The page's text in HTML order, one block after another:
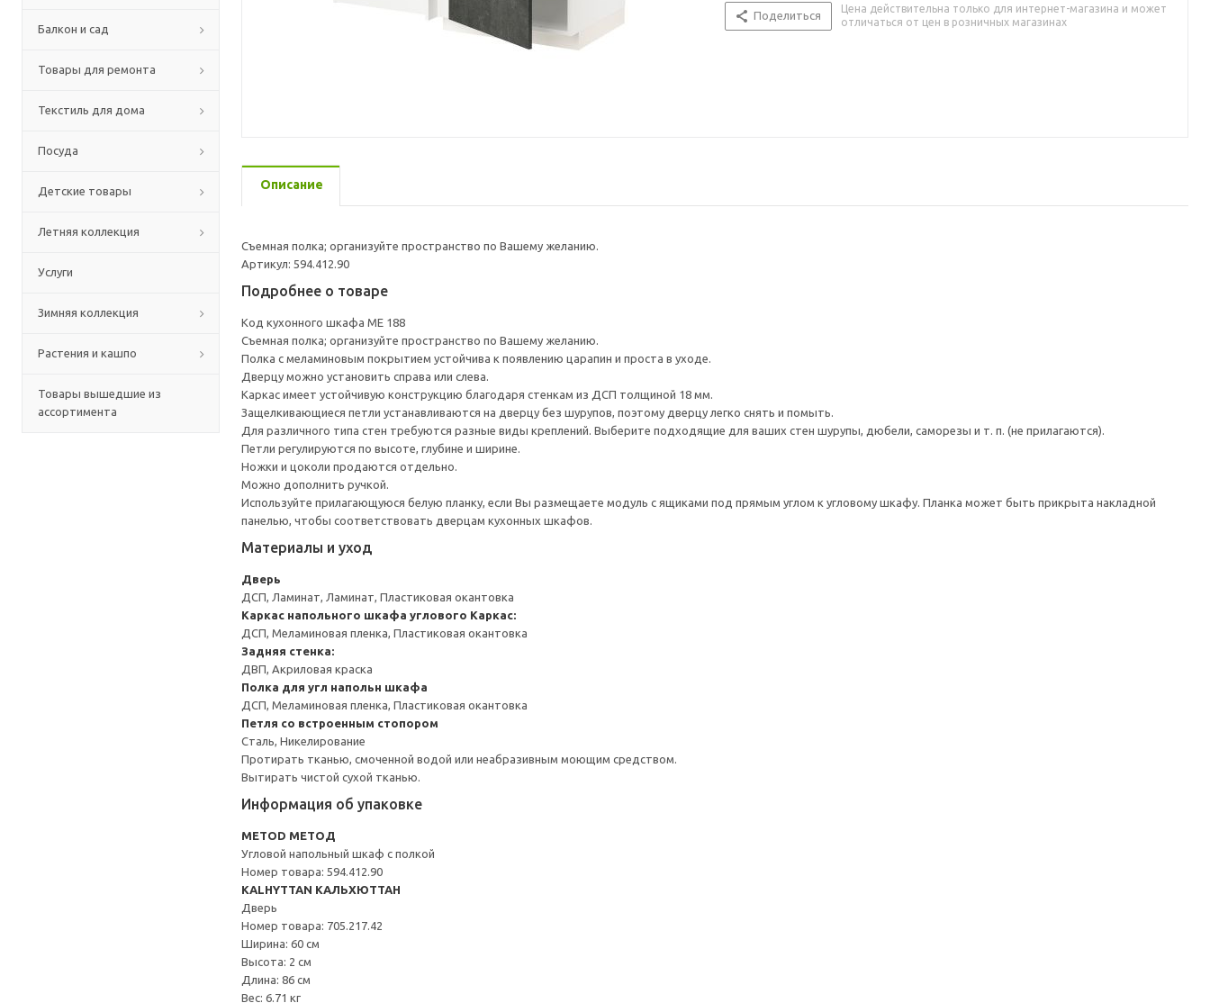
Балкон и сад
Товары для ремонта
Текстиль для дома
Посуда
Детские товары
Летняя коллекция
Услуги
Зимняя коллекция
Растения и кашпо
Товары вышедшие из
ассортимента
Поделиться
Цена действительна только для интернет-магазина и может
отличаться от цен в розничных магазинах
Описание
Cъемная полка; организуйте пространство по Вашему желанию.
Артикул: 594.412.90
Подробнее о товаре
Код кухонного шкафа ME 188
Cъемная полка; организуйте пространство по Вашему желанию.
Полка с меламиновым покрытием устойчива к появлению царапин и проста в уходе.
Дверцу можно установить справа или слева.
Каркас имеет устойчивую конструкцию благодаря стенкам из ДСП толщиной 18 мм.
Защелкивающиеся петли устанавливаются на дверцу без шурупов, поэтому дверцу легко снять и помыть.
Для различного типа стен требуются разные виды креплений. Выберите подходящие для ваших стен шурупы, дюбели, саморезы и т. п. (не прилагаются).
Петли регулируются по высоте, глубине и ширине.
Ножки и цоколи продаются отдельно.
Можно дополнить ручкой.
Используйте прилагающуюся белую планку, если Вы размещаете модуль с ящиками под прямым углом к угловому шкафу. Планка может быть прикрыта накладной
панелью, чтобы соответствовать дверцам кухонных шкафов.
Материалы и уход
Дверь
ДСП, Ламинат, Ламинат, Пластиковая окантовка
Каркас напольного шкафа углового Каркас:
ДСП, Меламиновая пленка, Пластиковая окантовка
Задняя стенка:
ДВП, Акриловая краска
Полка для угл напольн шкафа
ДСП, Меламиновая пленка, Пластиковая окантовка
Петля со встроенным стопором
Сталь, Никелирование
Протирать тканью, смоченной водой или неабразивным моющим средством.
Вытирать чистой сухой тканью.
Информация об упаковке
METOD МЕТОД
Угловой напольный шкаф с полкой
Номер товара: 594.412.90
KALHYTTAN КАЛЬХЮТТАН
Дверь
Номер товара: 705.217.42
Ширина: 60 см
Высота: 2 см
Длина: 86 см
Вес: 6.71 кг